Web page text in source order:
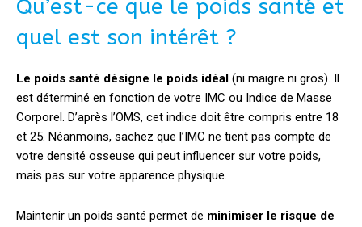
Qu’est-ce que le poids santé et
quel est son intérêt ?
Le poids santé désigne le poids idéal (ni maigre ni gros). Il
est déterminé en fonction de votre IMC ou Indice de Masse
Corporel. D’après l’OMS, cet indice doit être compris entre 18
et 25. Néanmoins, sachez que l’IMC ne tient pas compte de
votre densité osseuse qui peut influencer sur votre poids,
mais pas sur votre apparence physique.
Maintenir un poids santé permet de minimiser le risque de